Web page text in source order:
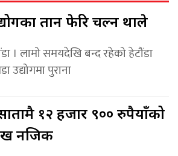
तान फेरि चल्न थाले
। लामो समयदेखि बन्द रहेको हेटौंडा
उद्योगमा पुराना
१२ हजार ९०० रुपैयाँको
नजिक